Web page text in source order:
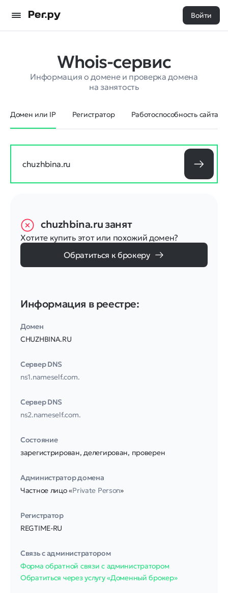
Войти
Whois-сервис
Информация о домене и проверка домена
на занятость
Домен или IP Регистратор Работоспособность сайта
chuzhbina.ruзанят
Хотите купить этот или похожий домен?
Обратиться к брокеру
Информация в реестре:
Домен
CHUZHBINA.RU
Сервер DNS
ns1.nameself.com.
Сервер DNS
ns2.nameself.com.
Соcтояние
зарегистрирован, делегирован, проверен
Администратор домена
Частное лицо «Private Person»
Регистратор
REGTIME-RU
Связь с администратором
Форма обратной связи с администратором
Обратиться через услугу «Доменный брокер»